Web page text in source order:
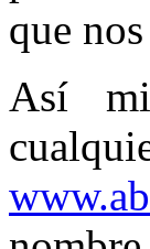
que
Así